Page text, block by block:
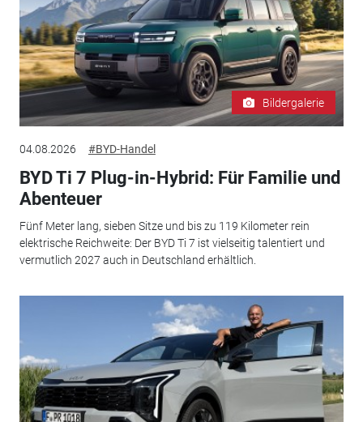
Bildergalerie
04.08.2026 #BYD-Handel
BYD Ti 7 Plug-in-Hybrid: Für Familie und
Abenteuer
Fünf Meter lang, sieben Sitze und bis zu 119 Kilometer rein
elektrische Reichweite: Der BYD Ti 7 ist vielseitig talentiert und
vermutlich 2027 auch in Deutschland erhältlich.